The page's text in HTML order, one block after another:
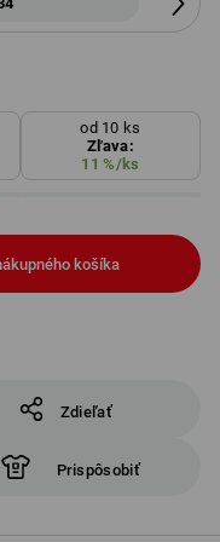
od 10 ks
Zľava:
11 %/ks
košíka
Zdieľať
Prispôsobiť